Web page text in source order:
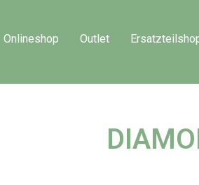
Onlineshop Outlet